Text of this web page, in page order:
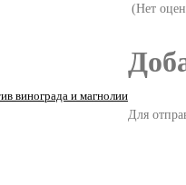
винограда и магнолии
(Нет
Для